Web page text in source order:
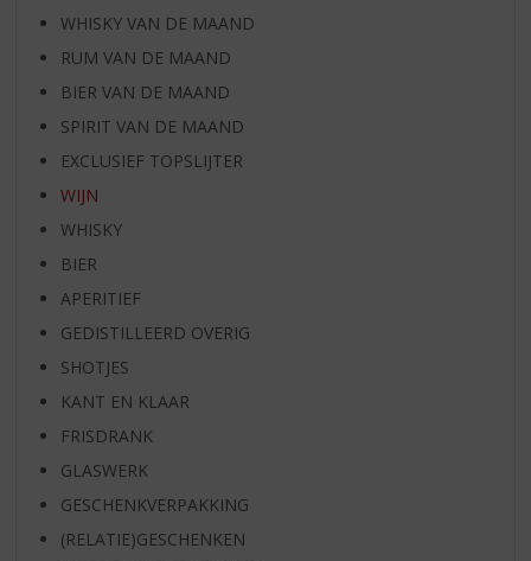
WHISKY VAN DE MAAND
RUM VAN DE MAAND
BIER VAN DE MAAND
SPIRIT VAN DE MAAND
EXCLUSIEF TOPSLIJTER
WIJN
WHISKY
BIER
APERITIEF
GEDISTILLEERD OVERIG
SHOTJES
KANT EN KLAAR
FRISDRANK
GLASWERK
GESCHENKVERPAKKING
(RELATIE)GESCHENKEN